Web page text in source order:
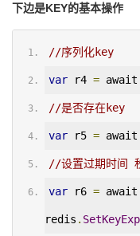
下边是KEY的基本操作
//序列化key
var r4 = await
//是否存在key
var r5 = await
//设置过期时间
var r6 = await
redis .